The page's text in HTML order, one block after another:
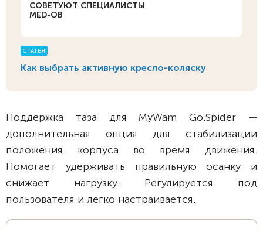
СОВЕТУЮТ СПЕЦИАЛИСТЫ
MED-OB
СТАТЬЯ
Как выбрать активную кресло-коляску
Поддержка таза для MyWam Go.Spider —
дополнительная опция для стабилизации
положения корпуса во время движения.
Помогает удерживать правильную осанку и
снижает нагрузку. Регулируется под
пользователя и легко настраивается.